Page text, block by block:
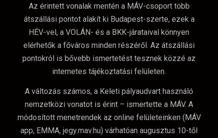
Az érintett vonalak mentén a MÁV-csoport több
átszállási pontot alakít ki Budapest-szerte, ezek a
HÉV-vel, a VOLÁN- és a BKK-járataival könnyen
elérhetők a főváros minden részéről. Az átszállási
pontokról is bővebb ismertetést tesznek közzé az
internetes tájékoztatási felületen.
A változás számos, a Keleti pályaudvart használó
nemzetközi vonatot is érint – ismertette a MÁV. A
módosított menetrendek az online felületeinken (MÁV
app, EMMA, jegy.mav.hu) várhatóan augusztus 10-től